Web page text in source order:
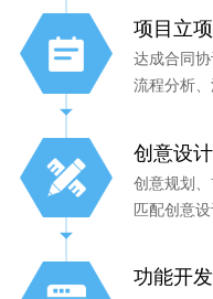
项目立项
达成合同
流程分析
创意设计
创意规划
匹配创意
功能开发